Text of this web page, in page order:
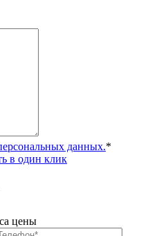
данных.*
в один клик
цены